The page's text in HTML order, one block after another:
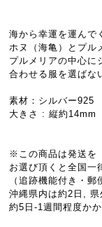
海から幸運を運んで
ホヌ（海亀）とプル
プルメリアの中心に
合わせる服を選ばな
素材：シルバー925
大きさ : 縦約
※この商品は発送を
お選び頂くと全国一
（追跡機能付き・郵
沖縄県内は約2日, 県
約5日-1週間程度か